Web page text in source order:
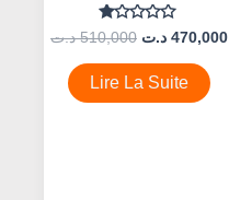
Note
0
Sur
5
510,000 د.ت 470,000 د.ت
Lire La Suite